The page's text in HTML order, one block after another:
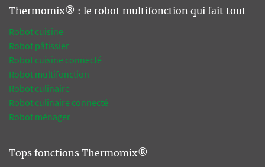
Thermomix® : le robot multifonction qui fait tout
Robot cuisine
Robot pâtissier
Robot cuisine connecté
Robot multifonction
Robot culinaire
Robot culinaire connecté
Robot ménager
Tops fonctions Thermomix®